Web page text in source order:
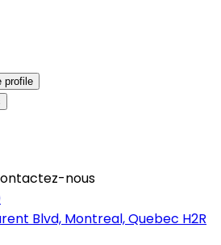
profile
nous
Blvd, Montreal, Quebec H2R